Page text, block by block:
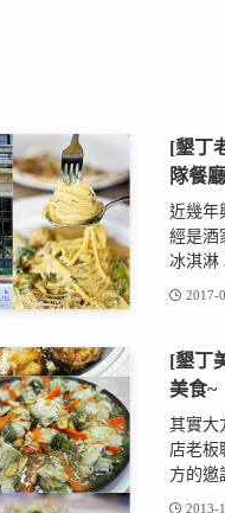
[墾丁
隊餐
近幾年
經是酒
冰淇淋
2017-
[墾丁
美食~
其實大
店老板
方的邀
2013-